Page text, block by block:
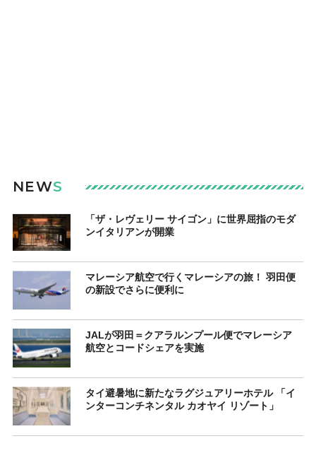
NEWS
「ザ・レヴェリー サイゴン」に世界屈指のモダ
ンイタリアンが開業
マレーシア航空で行くマレーシアの旅！ 羽田便
の新設でさらに便利に
JALが羽田＝クアラルンプール便でマレーシア
航空とコードシェアを実施
タイ避暑地に新たなラグジュアリーホテル 「イ
ンターコンチネンタル カオヤイ リゾート」